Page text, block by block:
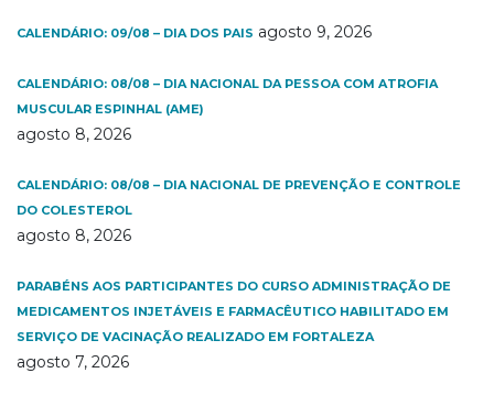
CALENDÁRIO: 09/08 – DIA DOS PAIS agosto 9, 2026
CALENDÁRIO: 08/08 – DIA NACIONAL DA PESSOA COM ATROFIA
MUSCULAR ESPINHAL (AME)
agosto 8, 2026
CALENDÁRIO: 08/08 – DIA NACIONAL DE PREVENÇÃO E CONTROLE
DO COLESTEROL
agosto 8, 2026
PARABÉNS AOS PARTICIPANTES DO CURSO ADMINISTRAÇÃO DE
MEDICAMENTOS INJETÁVEIS E FARMACÊUTICO HABILITADO EM
SERVIÇO DE VACINAÇÃO REALIZADO EM FORTALEZA
agosto 7, 2026